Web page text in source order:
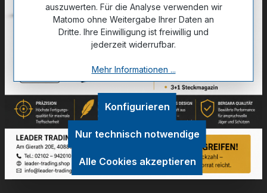
Zum Merkzettel hinzufügen
Technische Daten
GPSR Information
Bewertungen
auszuwerten. Für die Analyse verwenden wir
Matomo ohne Weitergabe Ihrer Daten an
Dritte. Ihre Einwilligung ist freiwillig und
jederzeit widerrufbar.
Mehr Informationen ...
Nur technisch notwendige
Konfigurieren
Alle Cookies akzeptieren